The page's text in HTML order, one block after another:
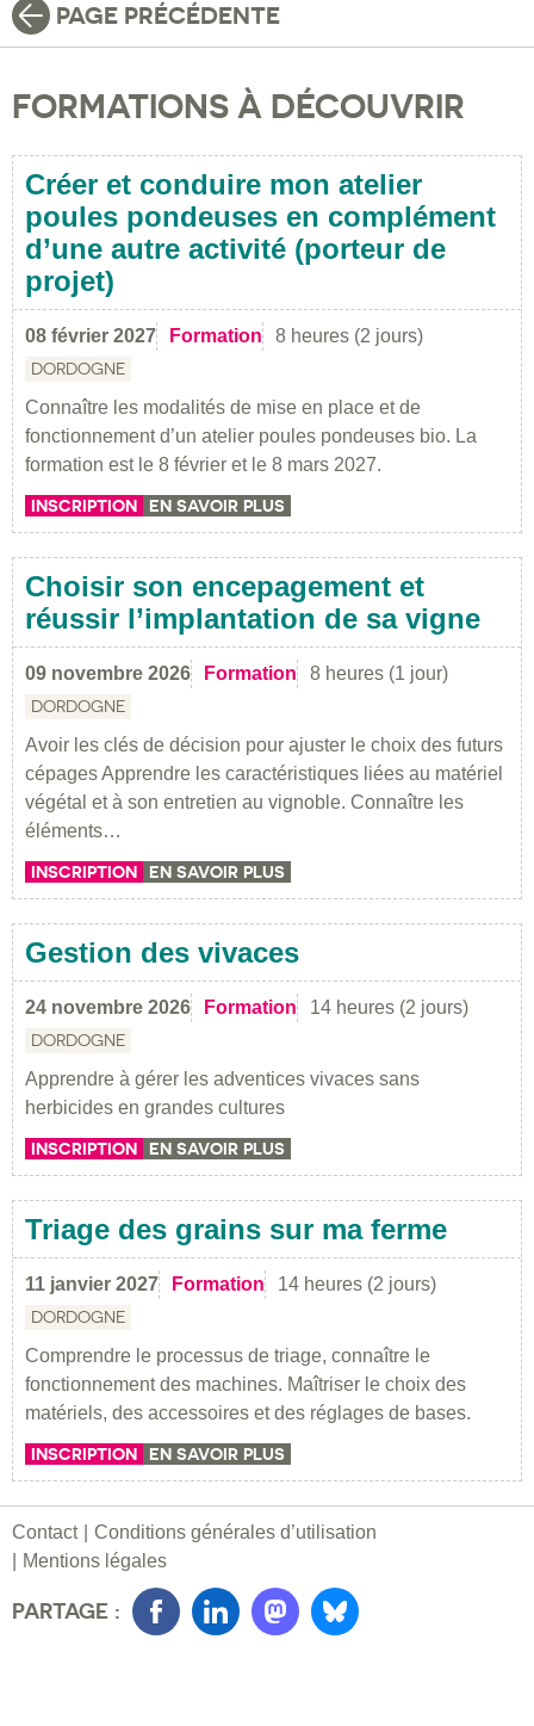
PAGE PRÉCÉDENTE
FORMATIONS À DÉCOUVRIR
Créer et conduire mon atelier
poules pondeuses en complément
d’une autre activité (porteur de
projet)
08 février 2027 Formation 8 heures (2 jours)
DORDOGNE
Connaître les modalités de mise en place et de
fonctionnement d’un atelier poules pondeuses bio. La
formation est le 8 février et le 8 mars 2027.
INSCRIPTION EN SAVOIR PLUS
Choisir son encepagement et
réussir l’implantation de sa vigne
09 novembre 2026 Formation 8 heures (1 jour)
DORDOGNE
Avoir les clés de décision pour ajuster le choix des futurs
cépages Apprendre les caractéristiques liées au matériel
végétal et à son entretien au vignoble. Connaître les
éléments…
INSCRIPTION EN SAVOIR PLUS
Gestion des vivaces
24 novembre 2026 Formation 14 heures (2 jours)
DORDOGNE
Apprendre à gérer les adventices vivaces sans
herbicides en grandes cultures
INSCRIPTION EN SAVOIR PLUS
Triage des grains sur ma ferme
11 janvier 2027 Formation 14 heures (2 jours)
DORDOGNE
Comprendre le processus de triage, connaître le
fonctionnement des machines. Maîtriser le choix des
matériels, des accessoires et des réglages de bases.
INSCRIPTION EN SAVOIR PLUS
Contact
Conditions générales d’utilisation
Mentions légales
PARTAGE :
FacebookLinkedInMastondon
Bluesky